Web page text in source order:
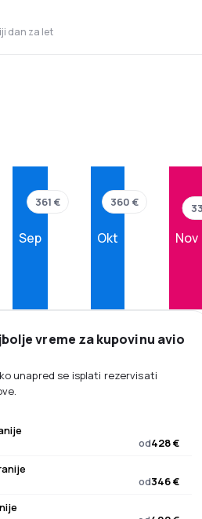
dan za let
Sep
361 €
Okt
360 €
Nov
vreme za kupovinu avio
unapred se isplati rezervisati
od428 €
od346 €